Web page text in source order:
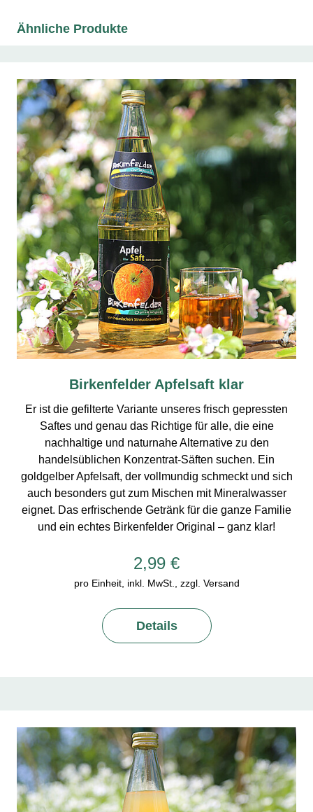
Ähnliche Produkte
Birkenfelder Apfelsaft klar
Er ist die gefilterte Variante unseres frisch gepressten
Saftes und genau das Richtige für alle, die eine
nachhaltige und naturnahe Alternative zu den
handelsüblichen Konzentrat-Säften suchen. Ein
goldgelber Apfelsaft, der vollmundig schmeckt und sich
auch besonders gut zum Mischen mit Mineralwasser
eignet. Das erfrischende Getränk für die ganze Familie
und ein echtes Birkenfelder Original – ganz klar!
2,99 €
pro Einheit, inkl. MwSt., zzgl. Versand
Details